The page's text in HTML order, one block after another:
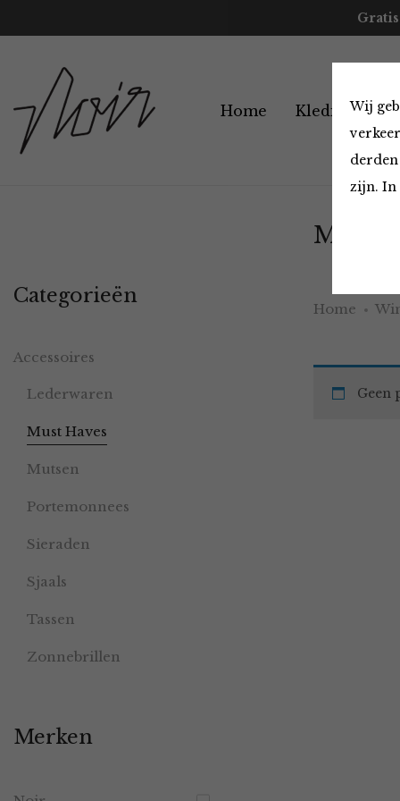
Wij
zijn. In
Home Kleding
Must
Home
Geen
Categorieën
Accessoires
Lederwaren
Must Haves
Mutsen
Portemonnees
Sieraden
Sjaals
Tassen
Zonnebrillen
Merken